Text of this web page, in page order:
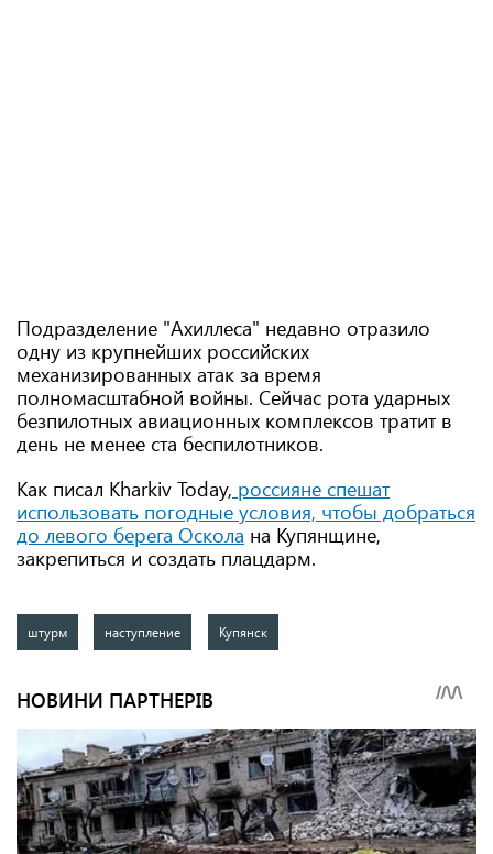
Подразделение "Ахиллеса" недавно отразило
одну из крупнейших российских
механизированных атак за время
полномасштабной войны. Сейчас рота ударных
безпилотных авиационных комплексов тратит в
день не менее ста беспилотников.
Как писал Kharkiv Today, россияне спешат
использовать погодные условия, чтобы добраться
до левого берега Оскола на Купянщине,
закрепиться и создать плацдарм.
штурм наступление Купянск